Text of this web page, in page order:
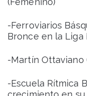
-Ferroviarios
Bronce en la Liga
-Martín Ottaviano
-Escuela Rítmica